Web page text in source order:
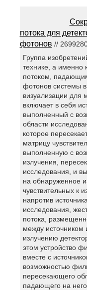
потока для
фотонов //
Группа
технике, а именно
потоком,
фотонов системы
визуализации для
включает в себя
выполненный с
области
которое
матрицу
выполненную с
излучения,
исследования, и
на обнаруженное
чувствительных к
напротив
исследования,
потока,
между источником
излучению
этом устройство
вместе с
возможностью
пересекающего
падающего на